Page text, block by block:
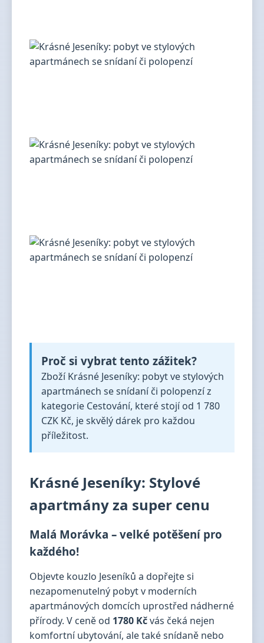
Proč si vybrat tento zážitek?
Zboží Krásné Jeseníky: pobyt ve stylových
apartmánech se snídaní či polopenzí z
kategorie Cestování, které stojí od 1 780
CZK Kč, je skvělý dárek pro každou
příležitost.
Krásné Jeseníky: Stylové
apartmány za super cenu
Malá Morávka – velké potěšení pro
každého!
Objevte kouzlo Jeseníků a dopřejte si
nezapomenutelný pobyt v moderních
apartmánových domcích uprostřed nádherné
přírody. V ceně od 1780 Kčvás čeká nejen
komfortní ubytování, ale také snídaně nebo